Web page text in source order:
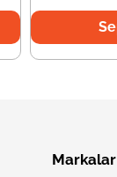
Markalar